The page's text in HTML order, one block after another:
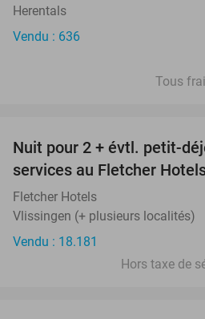
Herentals
Vendu : 636
Tous
Nuit pour 2 + évtl. petit-
services au Fletcher
Fletcher Hotels
Vlissingen (+ plusieurs localités)
Vendu : 18.181
Hors taxe de